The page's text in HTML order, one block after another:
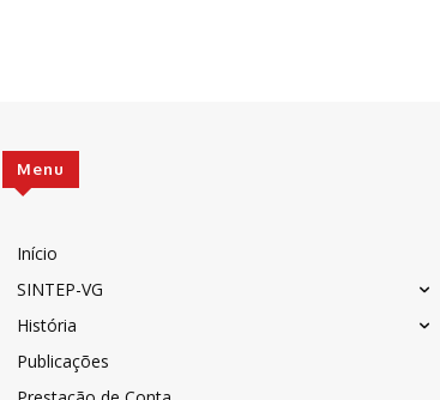
Menu
Início
SINTEP-VG
História
Publicações